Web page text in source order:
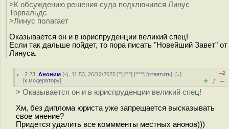
>К обсуждению решения суда подключился Линус
Торвальдс
>Линус полагает
Оказывается он и в юриспруденции великий спец!
Если так дальше пойдет, то пора писать "Новейший Завет" от
Линуса.
2.23 ,Аноним (-), 11:53, 26/12/2025 [^] [^^] [^^^] [ответить][↓]
[к модератору]
–2
+ / –
> Оказывается он и в юриспруденции великий спец!
Хм, без диплома юриста уже запрещается высказывать
свое мнение?
Придется удалить все коммменты местных анонов)))